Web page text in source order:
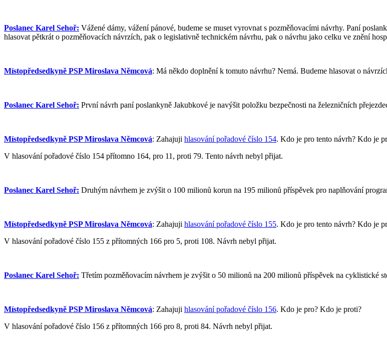
Poslanec Karel Sehoř: Vážené dámy, vážení pánové, budeme se muset vyrovnat s pozměňovacími návrhy. Paní
hlasovat pětkrát o pozměňovacích návrzích, pak o legislativně technickém návrhu, pak o návrhu jako celku ve znění
Místopředsedkyně PSP Miroslava Němcová: Má někdo doplnění k tomuto návrhu? Nemá. Budeme hlasovat o
Poslanec Karel Sehoř: První návrh paní poslankyně Jakubkové je navýšit položku bezpečnosti na železničních
Místopředsedkyně PSP Miroslava Němcová: Zahajuji hlasování pořadové číslo 154. Kdo je pro tento návrh? Kdo je
V hlasování pořadové číslo 154 přítomno 164, pro 11, proti 79. Tento návrh nebyl přijat.
Poslanec Karel Sehoř: Druhým návrhem je zvýšit o 100 milionů korun na 195 milionů příspěvek pro naplňování
Místopředsedkyně PSP Miroslava Němcová: Zahajuji hlasování pořadové číslo 155. Kdo je pro tento návrh? Kdo je
V hlasování pořadové číslo 155 z přítomných 166 pro 5, proti 108. Návrh nebyl přijat.
Poslanec Karel Sehoř: Třetím pozměňovacím návrhem je zvýšit o 50 milionů na 200 milionů příspěvek na cyklistické
Místopředsedkyně PSP Miroslava Němcová: Zahajuji hlasování pořadové číslo 156. Kdo je pro? Kdo je proti?
V hlasování pořadové číslo 156 z přítomných 166 pro 8, proti 84. Návrh nebyl přijat.